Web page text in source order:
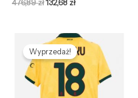
476,89zł132,68 zł
Wyprzedaż!
Pierwotna
cena
wynosiła:
476,89 zł.
Aktualna
cena
wynosi:
132,68 zł.